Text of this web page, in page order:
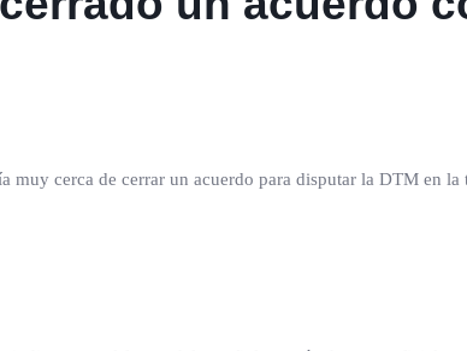
muy cerca de cerrar un acuerdo para disputar la DTM en